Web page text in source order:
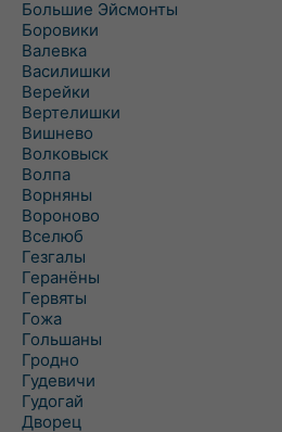
Большие Эйсмонты
Боровики
Валевка
Василишки
Верейки
Вертелишки
Вишнево
Волковыск
Волпа
Ворняны
Вороново
Вселюб
Гезгалы
Геранёны
Гервяты
Гожа
Гольшаны
Гродно
Гудевичи
Гудогай
Дворец